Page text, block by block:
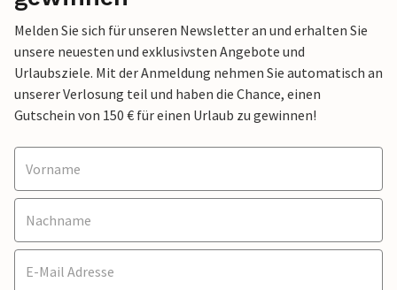
Melden Sie sich für unseren Newsletter an und erhalten Sie
unsere neuesten und exklusivsten Angebote und
Urlaubsziele. Mit der Anmeldung nehmen Sie automatisch an
unserer Verlosung teil und haben die Chance, einen
Gutschein von 150 € für einen Urlaub zu gewinnen!